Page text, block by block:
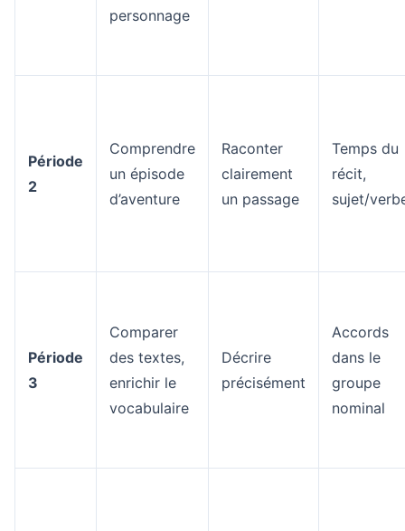
personnage
Période
2
Comprendre
un épisode
d’aventure
Raconter
clairement
un passage
Temps du
récit,
sujet/
Période
3
Comparer
des textes,
enrichir le
vocabulaire
Décrire
précisément
Accords
dans le
groupe
nominal